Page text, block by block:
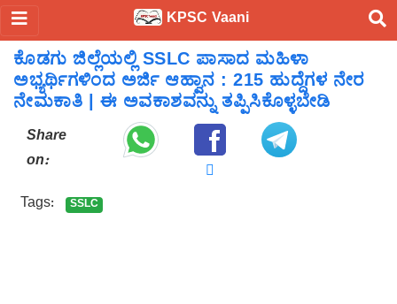
KPSC Vaani
ಕೊಡಗು ಜಿಲ್ಲೆಯಲ್ಲಿ SSLC ಪಾಸಾದ ಮಹಿಳಾ
ಅಭ್ಯರ್ಥಿಗಳಿಂದ ಅರ್ಜಿ ಆಹ್ವಾನ : 215 ಹುದ್ದೆಗಳ ನೇರ
ನೇಮಕಾತಿ | ಈ ಅವಕಾಶವನ್ನು ತಪ್ಪಿಸಿಕೊಳ್ಳಬೇಡಿ
Share
on:
Tags: SSLC